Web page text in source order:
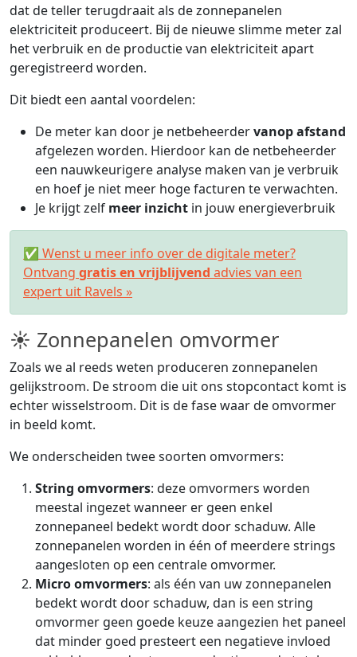
dat de teller terugdraait als de zonnepanelen
elektriciteit produceert. Bij de nieuwe slimme meter zal
het verbruik en de productie van elektriciteit apart
geregistreerd worden.
Dit biedt een aantal voordelen:
De meter kan door je netbeheerdervanop afstand
afgelezen worden. Hierdoor kan de netbeheerder
een nauwkeurigere analyse maken van je verbruik
en hoef je niet meer hoge facturen te verwachten.
Je krijgt zelf meer inzicht in jouw energieverbruik
✅ Wenst u meer info over de digitale meter?
Ontvang gratis en vrijblijvend advies van een
expert uit Ravels »
☀ Zonnepanelen omvormer
Zoals we al reeds weten produceren zonnepanelen
gelijkstroom. De stroom die uit ons stopcontact komt is
echter wisselstroom. Dit is de fase waar de omvormer
in beeld komt.
We onderscheiden twee soorten omvormers:
String omvormers: deze omvormers worden
meestal ingezet wanneer er geen enkel
zonnepaneel bedekt wordt door schaduw. Alle
zonnepanelen worden in één of meerdere strings
aangesloten op een centrale omvormer.
Micro omvormers: als één van uw zonnepanelen
bedekt wordt door schaduw, dan is een string
omvormer geen goede keuze aangezien het paneel
dat minder goed presteert een negatieve invloed